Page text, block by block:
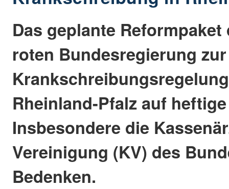
Das geplante
roten Bundesregierung
Rheinland-Pfalz auf
Insbesondere die
Vereinigung (KV) des
Bedenken.